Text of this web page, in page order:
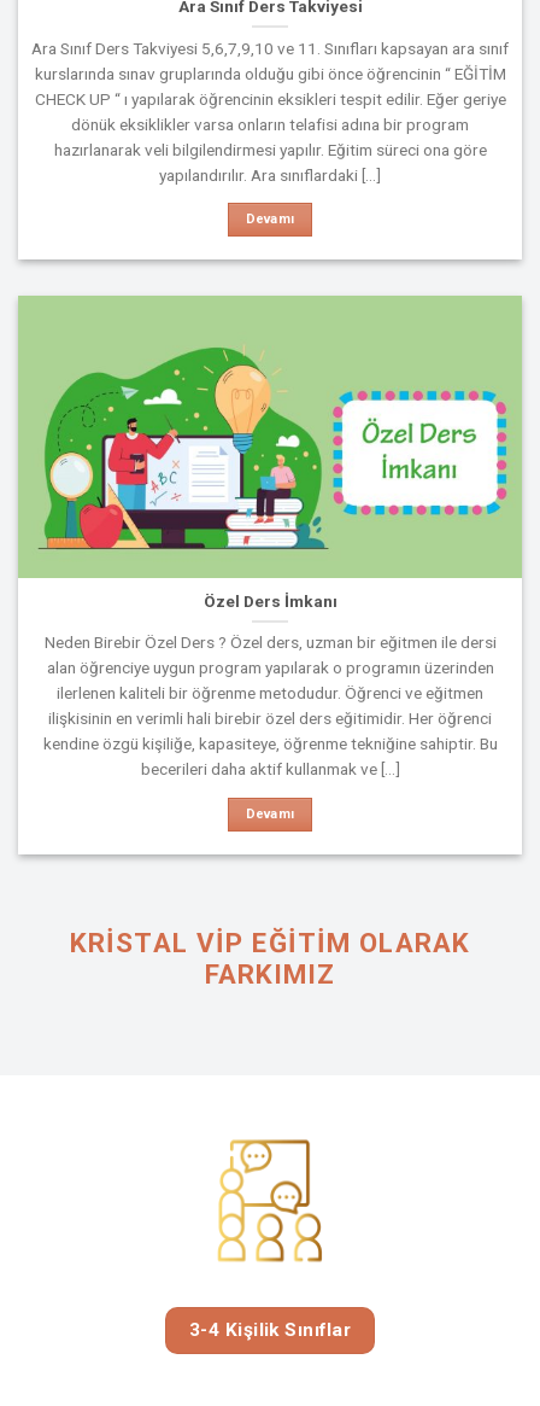
Ara Sınıf Ders Takviyesi
Ara Sınıf Ders Takviyesi 5,6,7,9,10 ve 11. Sınıfları kapsayan ara sınıf
kurslarında sınav gruplarında olduğu gibi önce öğrencinin “ EĞİTİM
CHECK UP “ ı yapılarak öğrencinin eksikleri tespit edilir. Eğer geriye
dönük eksiklikler varsa onların telafisi adına bir program
hazırlanarak veli bilgilendirmesi yapılır. Eğitim süreci ona göre
yapılandırılır. Ara sınıflardaki [...]
Devamı
Özel Ders İmkanı
Neden Birebir Özel Ders ? Özel ders, uzman bir eğitmen ile dersi
alan öğrenciye uygun program yapılarak o programın üzerinden
ilerlenen kaliteli bir öğrenme metodudur. Öğrenci ve eğitmen
ilişkisinin en verimli hali birebir özel ders eğitimidir. Her öğrenci
kendine özgü kişiliğe, kapasiteye, öğrenme tekniğine sahiptir. Bu
becerileri daha aktif kullanmak ve [...]
Devamı
KRISTAL VIP EĞİTİM OLARAK
FARKIMIZ
3-4 Kişilik Sınıflar